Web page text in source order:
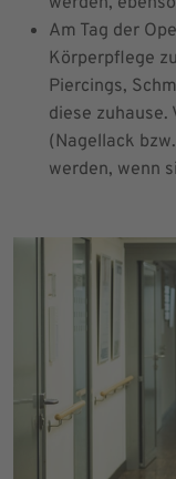
Am Tag der
Körperpflege
Piercings,
diese zuhause.
(Nagellack
werden, wenn